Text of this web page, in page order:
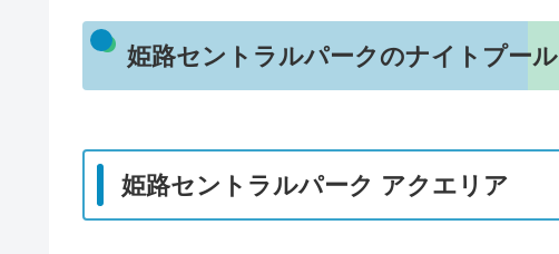
姫路セントラルパークのナイトプール
姫路セントラルパーク アクエリア